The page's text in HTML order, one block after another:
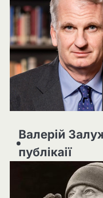
Валерій
публікаії